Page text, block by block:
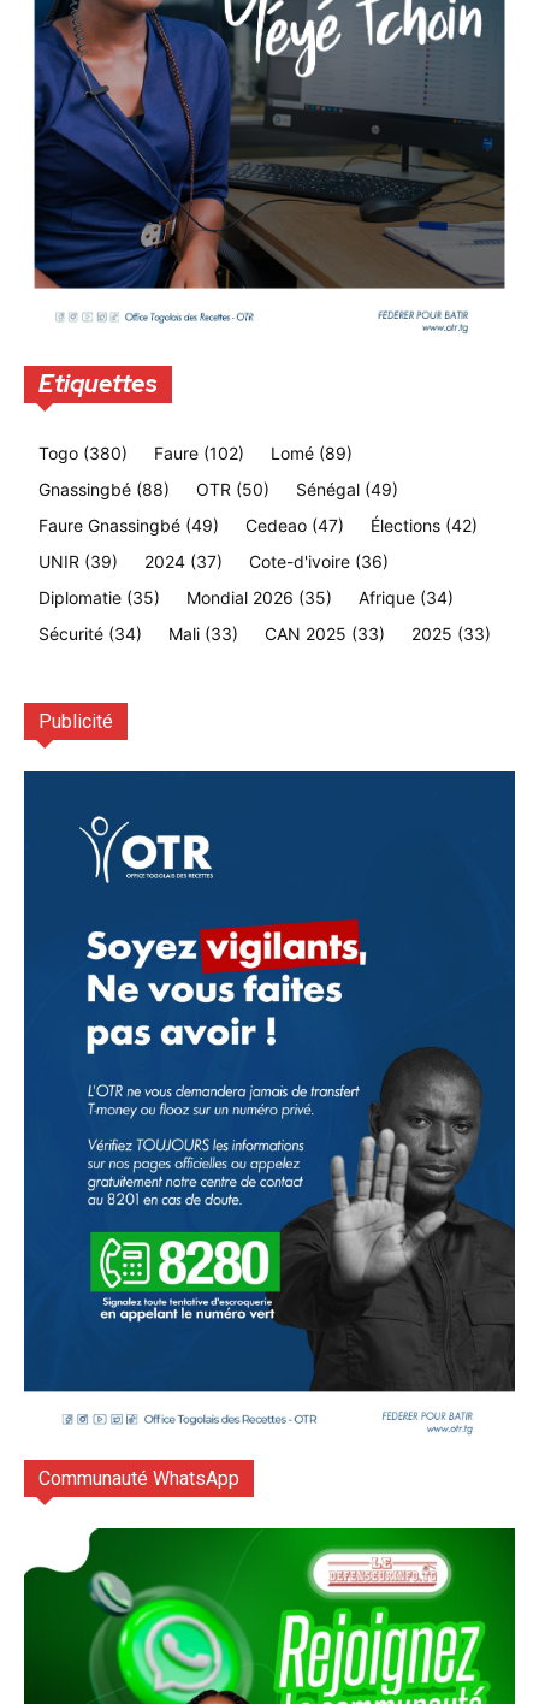
Etiquettes
Togo (380) Faure (102) Lomé (89)
Gnassingbé (88) OTR (50) Sénégal (49)
Faure Gnassingbé (49) Cedeao (47) Élections (42)
UNIR (39) 2024 (37) Cote-d'ivoire (36)
Diplomatie (35) Mondial 2026 (35) Afrique (34)
Sécurité (34) Mali (33) CAN 2025 (33) 2025 (33)
Publicité
Communauté WhatsApp